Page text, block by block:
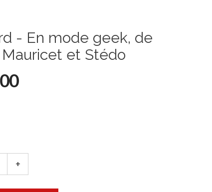
- En mode geek, de
Mauricet et Stédo
+